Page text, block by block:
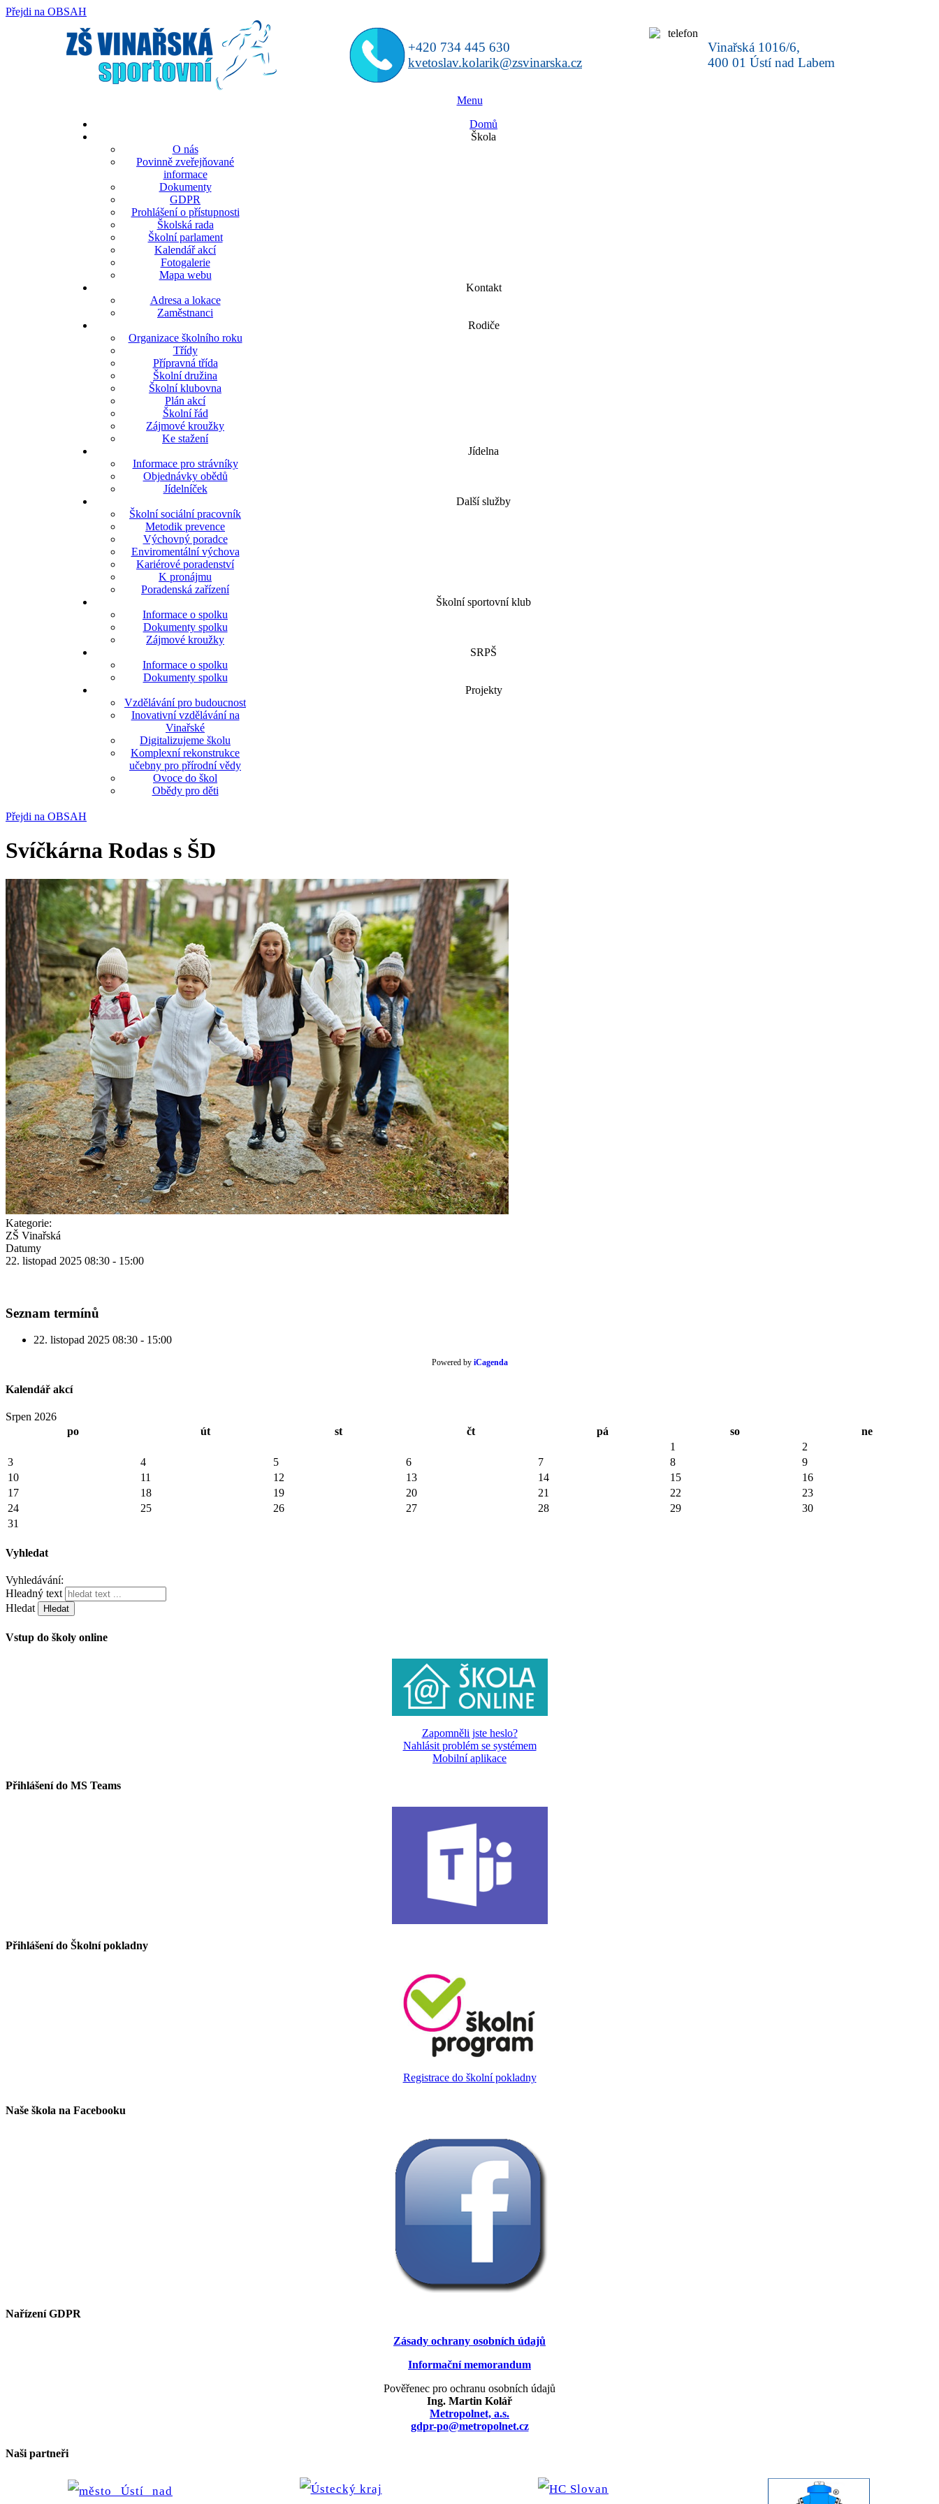
Přejdi na OBSAH
+420 734 445 630
kvetoslav.kolarik@zsvinarska.cz
Vinařská 1016/6,
400 01 Ústí nad Labem
Menu
Domů
Škola
O nás
Povinně zveřejňované
informace
Dokumenty
GDPR
Prohlášení o přístupnosti
Školská rada
Školní parlament
Kalendář akcí
Fotogalerie
Mapa webu
Kontakt
Adresa a lokace
Zaměstnanci
Rodiče
Organizace školního roku
Třídy
Přípravná třída
Školní družina
Školní klubovna
Plán akcí
Školní řád
Zájmové kroužky
Ke stažení
Jídelna
Informace pro strávníky
Objednávky obědů
Jídelníček
Další služby
Školní sociální pracovník
Metodik prevence
Výchovný poradce
Enviromentální výchova
Kariérové poradenství
K pronájmu
Poradenská zařízení
Školní sportovní klub
Informace o spolku
Dokumenty spolku
Zájmové kroužky
SRPŠ
Informace o spolku
Dokumenty spolku
Projekty
Vzdělávání pro budoucnost
Inovativní vzdělávání na
Vinařské
Digitalizujeme školu
Komplexní rekonstrukce
učebny pro přírodní vědy
Ovoce do škol
Obědy pro děti
Přejdi na OBSAH
Svíčkárna Rodas s ŠD
Kategorie:
ZŠ Vinařská
Datumy
22. listopad 2025 08:30 - 15:00
Seznam termínů
22. listopad 2025 08:30 - 15:00
Powered by iCagenda
Kalendář akcí
rok
měsíc
rok
měsíc
Srpen 2026
po
út st čt pá so
ne
1
2
3
4 5 6 7 8
9
10
11 12 13 14 15
16
17
18 19 20 21 22
23
24
25 26 27 28 29
30
31
Vyhledat
Vyhledávání:
Hleadný text
Hledat
Vstup do školy online
Zapomněli jste heslo?
Nahlásit problém se systémem
Mobilní aplikace
Přihlášení do MS Teams
Přihlášení do Školní pokladny
Registrace do školní pokladny
Naše škola na Facebooku
Nařízení GDPR
Zásady ochrany osobních údajů
Informační memorandum
Pověřenec pro ochranu osobních údajů
Ing. Martin Kolář
Metropolnet, a.s.
gdpr-po@metropolnet.cz
Naši partneři